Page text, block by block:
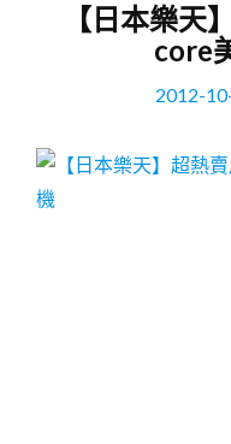
【日本樂天
core
2012-